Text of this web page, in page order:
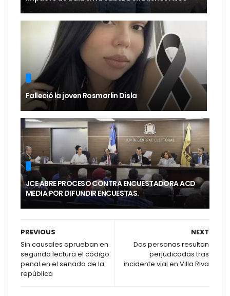
Falleció la joven Rosmarlin Disla
JCE ABRE PROCESO CONTRA ENCUESTADORA ACD
MEDIA POR DIFUNDIR ENCUESTAS.
NEXT
Dos personas resultan
perjudicadas tras
incidente vial en Villa Riva
PREVIOUS
Sin causales aprueban en
segunda lectura el código
penal en el senado de la
república